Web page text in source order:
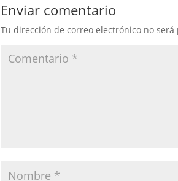
Enviar comentario
Tu dirección de correo electrónico no será